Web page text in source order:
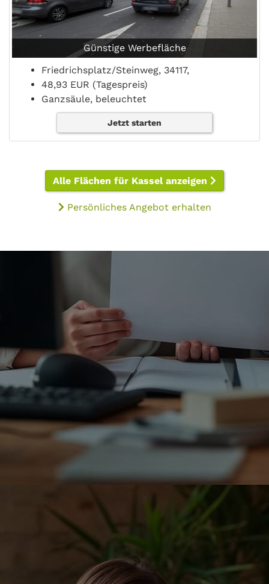
Günstige Werbefläche
Friedrichsplatz/Steinweg, 34117,
48,93 EUR (Tagespreis)
Ganzsäule, beleuchtet
Jetzt starten
Alle Flächen für Kassel anzeigen
Persönliches Angebot erhalten